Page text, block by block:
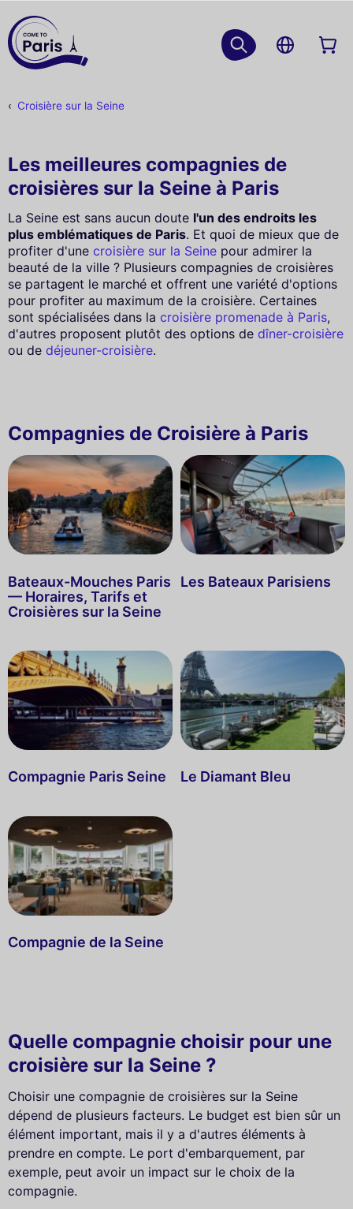
Croisière sur la Seine
Les meilleures compagnies de
croisières sur la Seine à Paris
La Seine est sans aucun doute l'un des endroits les
plus emblématiques de Paris. Et quoi de mieux que de
profiter d'une croisière sur la Seine pour admirer la
beauté de la ville ? Plusieurs compagnies de croisières
se partagent le marché et offrent une variété d'options
pour profiter au maximum de la croisière. Certaines
sont spécialisées dans la croisière promenade à Paris,
d'autres proposent plutôt des options de dîner-croisière
ou de déjeuner-croisière.
Compagnies de Croisière à Paris
Bateaux-Mouches Paris
— Horaires, Tarifs et
Croisières sur la Seine
Les Bateaux Parisiens
Compagnie Paris Seine Le Diamant Bleu
Compagnie de la Seine
Quelle compagnie choisir pour une
croisière sur la Seine ?
Choisir une compagnie de croisières sur la Seine
dépend de plusieurs facteurs. Le budget est bien sûr un
élément important, mais il y a d'autres éléments à
prendre en compte. Le port d'embarquement, par
exemple, peut avoir un impact sur le choix de la
compagnie.